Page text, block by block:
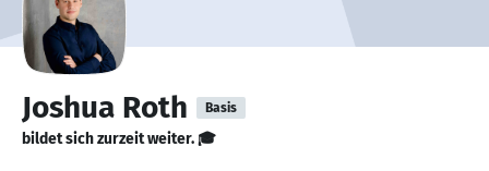
Joshua Roth Basis
bildet sich zurzeit weiter. 🎓